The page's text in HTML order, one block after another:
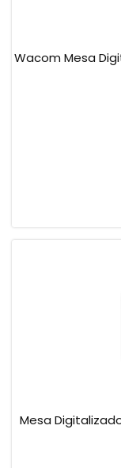
Wacom Mesa
Mesa